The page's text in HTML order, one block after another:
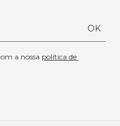
OK
a nossa política de